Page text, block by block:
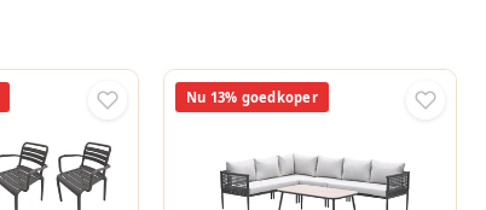
Nu 13% goedkoper